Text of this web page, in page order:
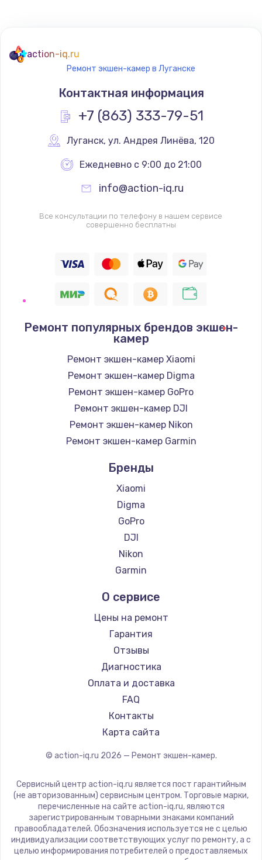
Замена термостата
1200 руб.
Заказать
Замена реле
700 руб.
Замена ТЭНа
2500 руб.
Замена шнура
Заказать
Замена / ремонт электронного модуля
управления
600 руб.
Заказать
Замена конфорки
1100 руб.
Заказать
Замена платы сенсора
900 руб.
Заказать
Замена регулятора режимов конфорки
900 руб.
Заказать
Замена сенсорного датчика
1300 руб.
Заказать
Замена сигнальной лампы
1200 руб.
Замена системной платы
1500 руб.
Заказать
action-iq.ru
Ремонт экшен-камер в Луганске
Контактная информация
+7 (863) 333-79-51
Луганск, ул. Андрея Линёва, 120
Ежедневно с 9:00 до 21:00
info@action-iq.ru
Все консультации по телефону в нашем сервисе
совершенно бесплатны
Ремонт популярных брендов экшен-
камер
Ремонт экшен-камер Xiaomi
Ремонт экшен-камер Digma
Ремонт экшен-камер GoPro
Ремонт экшен-камер DJI
Ремонт экшен-камер Nikon
Ремонт экшен-камер Garmin
Бренды
Xiaomi
Digma
GoPro
DJI
Nikon
Garmin
О сервисе
Цены на ремонт
Гарантия
Отзывы
Диагностика
Оплата и доставка
FAQ
Контакты
Карта сайта
© action-iq.ru 2026 — Ремонт экшен-камер.
Сервисный центр action-iq.ru является пост гарантийным
(не авторизованным) сервисным центром. Торговые марки,
перечисленные на сайте action-iq.ru, являются
зарегистрированным товарными знаками компаний
правообладателей. Обозначения используется не с целью
индивидуализации соответствующих услуг по ремонту, а с
целью информирования потребителей о предоставляемых